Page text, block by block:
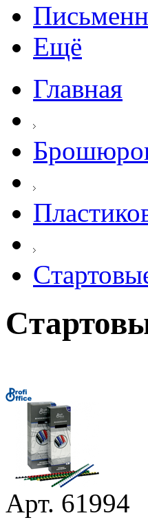
Ещё
Главная
Арт. 61994